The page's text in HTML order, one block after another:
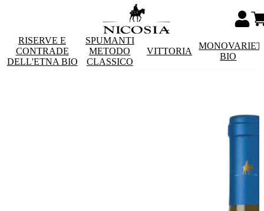
RISERVE E
CONTRADE
DELL'ETNA BIO
SPUMANTI
METODO
CLASSICO
VITTORIA
BIO